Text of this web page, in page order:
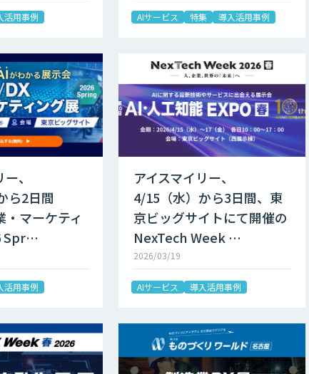
活用事例 AIサービス 特集 導入活用事例
、
ら2日間
・マーケティ
Spr…
活用事例
アイスマイリー、
4/15（水）から3日間、東
京ビッグサイトにて開催の
NexTech Week …
2026/03/19
AIサービス 導入活用事例